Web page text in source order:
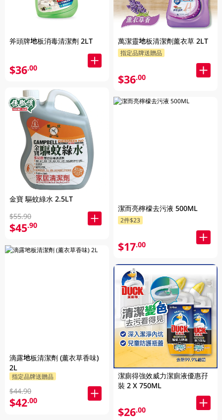
斧頭牌地板消毒清潔劑 2LT
$36.00
金寶 驅蚊綠水 2.5LT
$55.90
$45.90
滴露地板清潔劑 (薰衣草香味)
2L
指定品牌送贈品
$44.90
$42.00
萬潔靈地板清潔劑薰衣草 2LT
指定品牌送贈品
$36.00
潔而亮檸檬去污液 500ML
2件$23
$17.00
潔廁得強效威力潔廁液優惠孖
裝 2 X 750ML
$26.00